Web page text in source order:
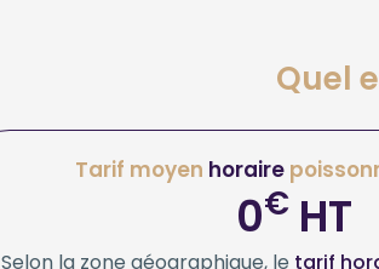
Quel
Tarif moyen horaire
0€ HT
Selon la zone géographique, le tarif